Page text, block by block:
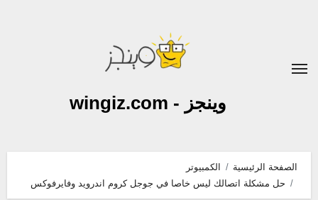
وينجز - wingiz.com
الصفحة الرئيسية
الكمبيوتر
حل مشكلة اتصالك ليس خاصا في جوجل كروم اندرويد وفايرفوكس